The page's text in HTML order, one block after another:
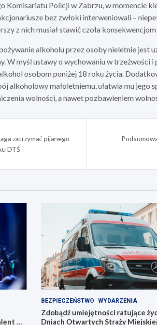
Komisariatu Policji w Zabrzu, w momencie
bez zwłoki interweniowali –
z nich musiał stawić czoła
alkoholu przez osoby nieletnie jest
W myśl ustawy o wychowaniu w trzeźwości
osobom poniżej 18 roku życia.
alkoholowy małoletniemu, ułatwia mu jego
wolności, a nawet pozbawieniem
zatrzymać pijanego
DTŚ
w
BEZPIECZEŃSTWO WYDARZENIA
Zdobądź umiejętności ratujące
Dniach Otwartych Straży